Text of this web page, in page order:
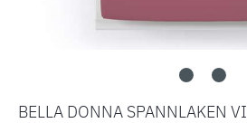
BELLA DONNA SPANNLAKEN